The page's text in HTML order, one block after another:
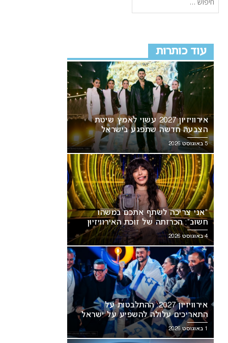
עוד כותרות
אירוויזיון 2027 עשוי לאמץ שיטת
הצבעה חדשה שתפגע בישראל
5 באוגוסט 2026
“אני צריכה לשתף אתכם במשהו
חשוב”: הכרזתה של זוכת האירוויזיון
מסעירה את הרשת
4 באוגוסט 2026
אירוויזיון 2027: ההתלבטות על
התאריכים עלולה להשפיע על ישראל
1 באוגוסט 2026